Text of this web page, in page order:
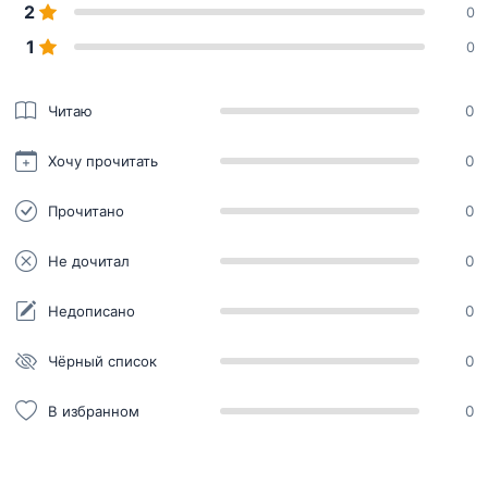
2 0
1 0
Читаю 0
Хочу прочитать 0
Прочитано 0
Не дочитал 0
Недописано 0
Чёрный список 0
В избранном 0